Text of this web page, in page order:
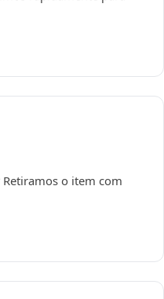
o item com